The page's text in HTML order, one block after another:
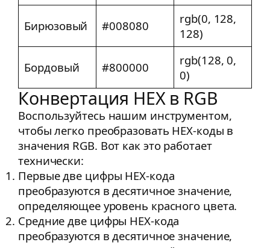
Бирюзовый #008080
rgb(0, 128,
128)
Бордовый #800000
rgb(128, 0,
0)
Конвертация HEX в RGB
Воспользуйтесь нашим инструментом,
чтобы легко преобразовать HEX-коды в
значения RGB. Вот как это работает
технически:
Первые две цифры HEX-кода
преобразуются в десятичное значение,
определяющее уровень красного цвета.
Средние две цифры HEX-кода
преобразуются в десятичное значение,